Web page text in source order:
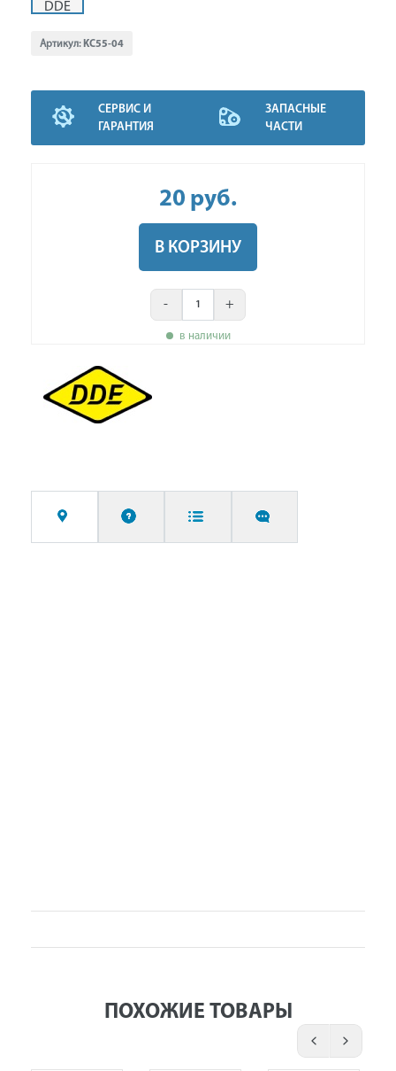
Артикул: KC55-04
СЕРВИС И
ГАРАНТИЯ
ЗАПАСНЫЕ
ЧАСТИ
20 руб.
В КОРЗИНУ
- +
в наличии
ПОХОЖИЕ ТОВАРЫ